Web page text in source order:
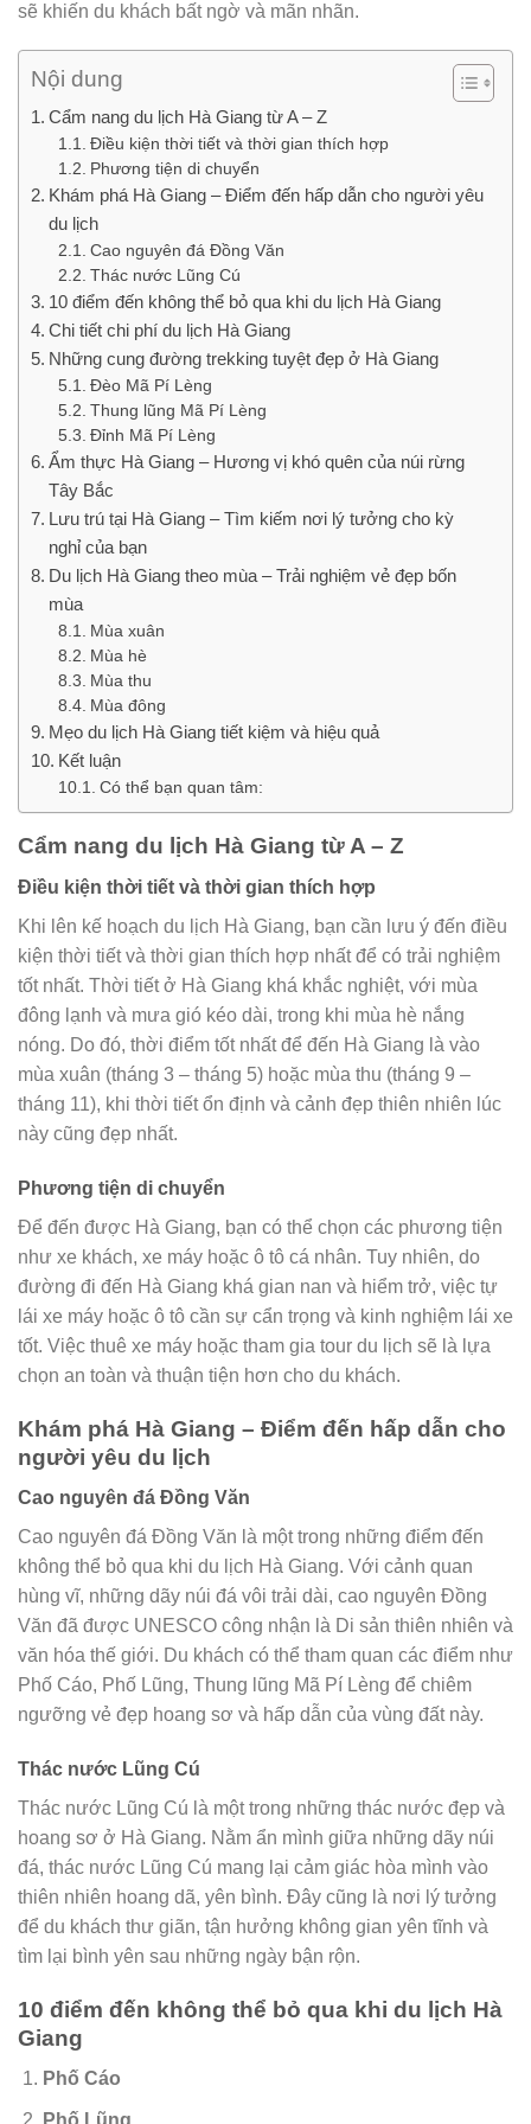
sẽ khiến du khách bất ngờ và mãn nhãn.
Nội dung
Cẩm nang du lịch Hà Giang từ A – Z
Điều kiện thời tiết và thời gian thích hợp
Phương tiện di chuyển
Khám phá Hà Giang – Điểm đến hấp dẫn cho người yêu
du lịch
Cao nguyên đá Đồng Văn
Thác nước Lũng Cú
10 điểm đến không thể bỏ qua khi du lịch Hà Giang
Chi tiết chi phí du lịch Hà Giang
Những cung đường trekking tuyệt đẹp ở Hà Giang
Đèo Mã Pí Lèng
Thung lũng Mã Pí Lèng
Đỉnh Mã Pí Lèng
Ẩm thực Hà Giang – Hương vị khó quên của núi rừng
Tây Bắc
Lưu trú tại Hà Giang – Tìm kiếm nơi lý tưởng cho kỳ
nghỉ của bạn
Du lịch Hà Giang theo mùa – Trải nghiệm vẻ đẹp bốn
mùa
Mùa xuân
Mùa hè
Mùa thu
Mùa đông
Mẹo du lịch Hà Giang tiết kiệm và hiệu quả
Kết luận
Có thể bạn quan tâm:
Cẩm nang du lịch Hà Giang từ A – Z
Điều kiện thời tiết và thời gian thích hợp
Khi lên kế hoạch du lịch Hà Giang, bạn cần lưu ý đến điều
kiện thời tiết và thời gian thích hợp nhất để có trải nghiệm
tốt nhất. Thời tiết ở Hà Giang khá khắc nghiệt, với mùa
đông lạnh và mưa gió kéo dài, trong khi mùa hè nắng
nóng. Do đó, thời điểm tốt nhất để đến Hà Giang là vào
mùa xuân (tháng 3 – tháng 5) hoặc mùa thu (tháng 9 –
tháng 11), khi thời tiết ổn định và cảnh đẹp thiên nhiên lúc
này cũng đẹp nhất.
Phương tiện di chuyển
Để đến được Hà Giang, bạn có thể chọn các phương tiện
như xe khách, xe máy hoặc ô tô cá nhân. Tuy nhiên, do
đường đi đến Hà Giang khá gian nan và hiểm trở, việc tự
lái xe máy hoặc ô tô cần sự cẩn trọng và kinh nghiệm lái xe
tốt. Việc thuê xe máy hoặc tham gia tour du lịch sẽ là lựa
chọn an toàn và thuận tiện hơn cho du khách.
Khám phá Hà Giang – Điểm đến hấp dẫn cho
người yêu du lịch
Cao nguyên đá Đồng Văn
Cao nguyên đá Đồng Văn là một trong những điểm đến
không thể bỏ qua khi du lịch Hà Giang. Với cảnh quan
hùng vĩ, những dãy núi đá vôi trải dài, cao nguyên Đồng
Văn đã được UNESCO công nhận là Di sản thiên nhiên và
văn hóa thế giới. Du khách có thể tham quan các điểm như
Phố Cáo, Phố Lũng, Thung lũng Mã Pí Lèng để chiêm
ngưỡng vẻ đẹp hoang sơ và hấp dẫn của vùng đất này.
Thác nước Lũng Cú
Thác nước Lũng Cú là một trong những thác nước đẹp và
hoang sơ ở Hà Giang. Nằm ẩn mình giữa những dãy núi
đá, thác nước Lũng Cú mang lại cảm giác hòa mình vào
thiên nhiên hoang dã, yên bình. Đây cũng là nơi lý tưởng
để du khách thư giãn, tận hưởng không gian yên tĩnh và
tìm lại bình yên sau những ngày bận rộn.
10 điểm đến không thể bỏ qua khi du lịch Hà
Giang
Phố Cáo
Phố Lũng